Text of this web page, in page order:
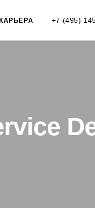
+7 (495)
КАРЬЕРА